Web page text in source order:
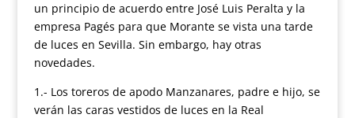
un principio de acuerdo entre José Luis Peralta y la
empresa Pagés para que Morante se vista una tarde
de luces en Sevilla. Sin embargo, hay otras
novedades.
1.- Los toreros de apodo Manzanares, padre e hijo, se
verán las caras vestidos de luces en la Real